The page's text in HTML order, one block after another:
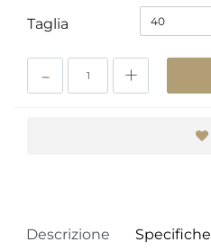
Taglia 40
Descrizione Specifiche